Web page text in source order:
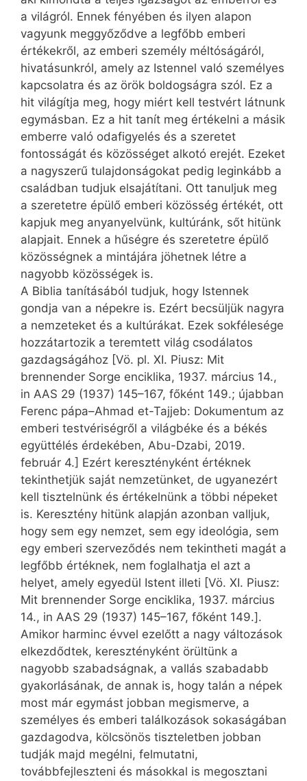
a világról. Ennek fényében és ilyen alapon
vagyunk meggyőződve a legfőbb emberi
értékekről, az emberi személy méltóságáról,
hivatásunkról, amely az Istennel való személyes
kapcsolatra és az örök boldogságra szól. Ez a
hit világítja meg, hogy miért kell testvért látnunk
egymásban. Ez a hit tanít meg értékelni a másik
emberre való odafigyelés és a szeretet
fontosságát és közösséget alkotó erejét. Ezeket
a nagyszerű tulajdonságokat pedig leginkább a
családban tudjuk elsajátítani. Ott tanuljuk meg
a szeretetre épülő emberi közösség értékét, ott
kapjuk meg anyanyelvünk, kultúránk, sőt hitünk
alapjait. Ennek a hűségre és szeretetre épülő
közösségnek a mintájára jöhetnek létre a
nagyobb közösségek is.
A Biblia tanításából tudjuk, hogy Istennek
gondja van a népekre is. Ezért becsüljük nagyra
a nemzeteket és a kultúrákat. Ezek sokfélesége
hozzátartozik a teremtett világ csodálatos
gazdagságához [Vö. pl. XI. Piusz: Mit
brennender Sorge enciklika, 1937. március 14.,
in AAS 29 (1937) 145–167, főként 149.; újabban
Ferenc pápa–Ahmad et-Tajjeb: Dokumentum az
emberi testvériségről a világbéke és a békés
együttélés érdekében, Abu-Dzabi, 2019.
február 4.] Ezért keresztényként értéknek
tekinthetjük saját nemzetünket, de ugyanezért
kell tisztelnünk és értékelnünk a többi népeket
is. Keresztény hitünk alapján azonban valljuk,
hogy sem egy nemzet, sem egy ideológia, sem
egy emberi szerveződés nem tekintheti magát a
legfőbb értéknek, nem foglalhatja el azt a
helyet, amely egyedül Istent illeti [Vö. XI. Piusz:
Mit brennender Sorge enciklika, 1937. március
14., in AAS 29 (1937) 145–167, főként 149.].
Amikor harminc évvel ezelőtt a nagy változások
elkezdődtek, keresztényként örültünk a
nagyobb szabadságnak, a vallás szabadabb
gyakorlásának, de annak is, hogy talán a népek
most már egymást jobban megismerve, a
személyes és emberi találkozások sokaságában
gazdagodva, kölcsönös tiszteletben jobban
tudják majd megélni, felmutatni,
továbbfejleszteni és másokkal is megosztani